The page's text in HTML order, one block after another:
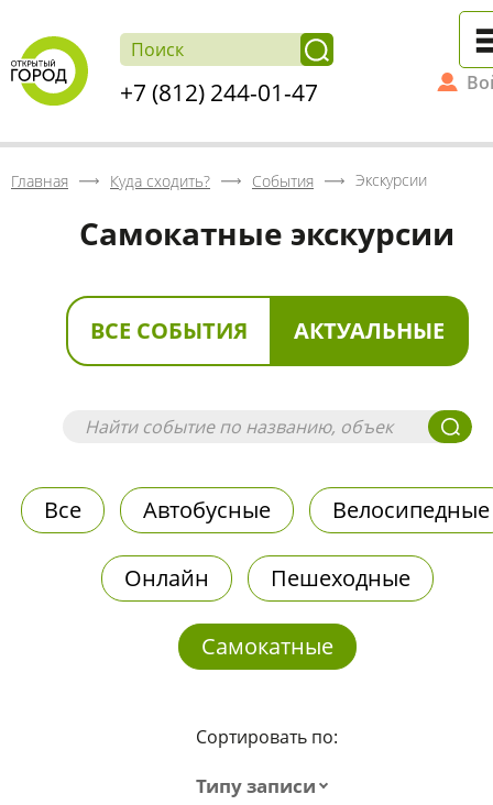
+7 (812) 244-01-47
Главная Куда сходить? События Экскурсии
Самокатные экскурсии
ВСЕ СОБЫТИЯ АКТУАЛЬНЫЕ
Все Автобусные Велосипедные
Онлайн Пешеходные
Самокатные
Сортировать по:
Типу записи